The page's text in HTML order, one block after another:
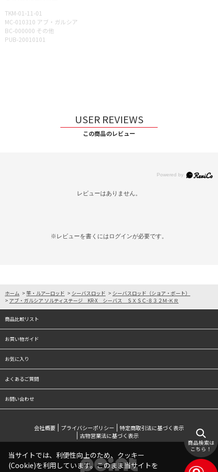
TKM-01-11-01
MC-010310 アブ・ガルシア
BC-000000 その他
PUB-20010101
USER REVIEWS
この商品のレビュー
レビューはありません。
※レビューを書くには ログインが必要です。
ホーム > 竿・ルアーロッド > シーバスロッド > シーバスロッド（ショア・ボート）
> アブ・ガルシア ソルティステージ KR-X シーバス ＳＸＳＣ-８３２Ｍ-ＫＲ
商品比較リスト
お買い物ガイド
お気に入り
よくあるご質問
お問い合わせ
会社概要 プライバシーポリシー
特定商取引法に基づく表示
古物営業法に基づく表示
商品検索は
こちら！
当サイトでは、利便性向上のため、クッキー
(Cookie)を利用しています。このまま当サイトを